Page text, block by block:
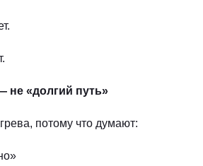
не «долгий путь»
потому что думают: